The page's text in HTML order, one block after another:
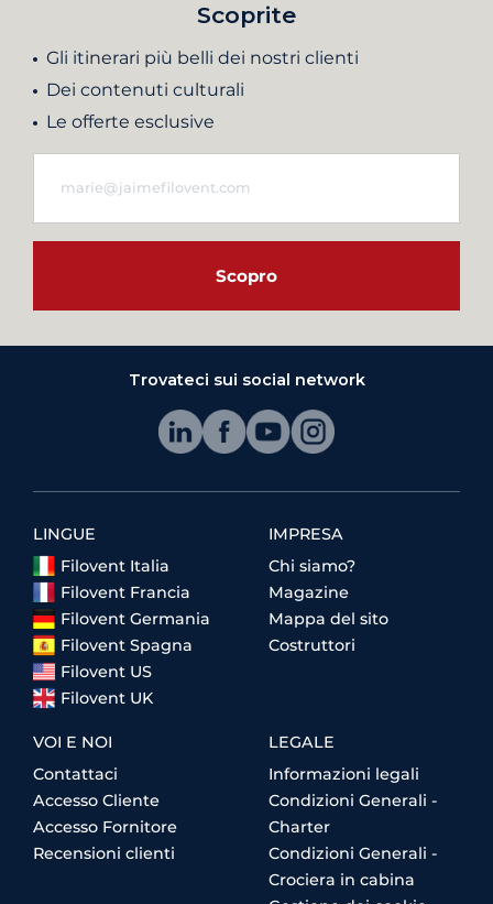
Scoprite
Gli itinerari più belli dei nostri clienti
Dei contenuti culturali
Le offerte esclusive
Scopro
Trovateci sui social network
LINGUE
Filovent Italia
Filovent Francia
Filovent Germania
Filovent Spagna
Filovent US
Filovent UK
IMPRESA
Chi siamo?
Magazine
Mappa del sito
Costruttori
VOI E NOI
Contattaci
Accesso Cliente
Accesso Fornitore
Recensioni clienti
LEGALE
Informazioni legali
Condizioni Generali -
Charter
Condizioni Generali -
Crociera in cabina